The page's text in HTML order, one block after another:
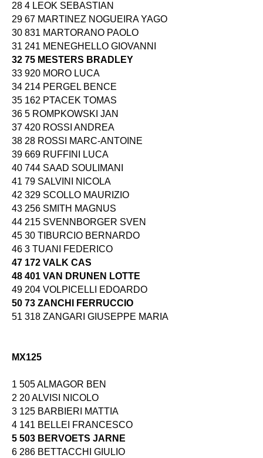
28 4 LEOK SEBASTIAN
29 67 MARTINEZ NOGUEIRA YAGO
30 831 MARTORANO PAOLO
31 241 MENEGHELLO GIOVANNI
32 75 MESTERS BRADLEY
33 920 MORO LUCA
34 214 PERGEL BENCE
35 162 PTACEK TOMAS
36 5 ROMPKOWSKI JAN
37 420 ROSSI ANDREA
38 28 ROSSI MARC-ANTOINE
39 669 RUFFINI LUCA
40 744 SAAD SOULIMANI
41 79 SALVINI NICOLA
42 329 SCOLLO MAURIZIO
43 256 SMITH MAGNUS
44 215 SVENNBORGER SVEN
45 30 TIBURCIO BERNARDO
46 3 TUANI FEDERICO
47 172 VALK CAS
48 401 VAN DRUNEN LOTTE
49 204 VOLPICELLI EDOARDO
50 73 ZANCHI FERRUCCIO
51 318 ZANGARI GIUSEPPE MARIA
MX125
1 505 ALMAGOR BEN
2 20 ALVISI NICOLO
3 125 BARBIERI MATTIA
4 141 BELLEI FRANCESCO
5 503 BERVOETS JARNE
6 286 BETTACCHI GIULIO